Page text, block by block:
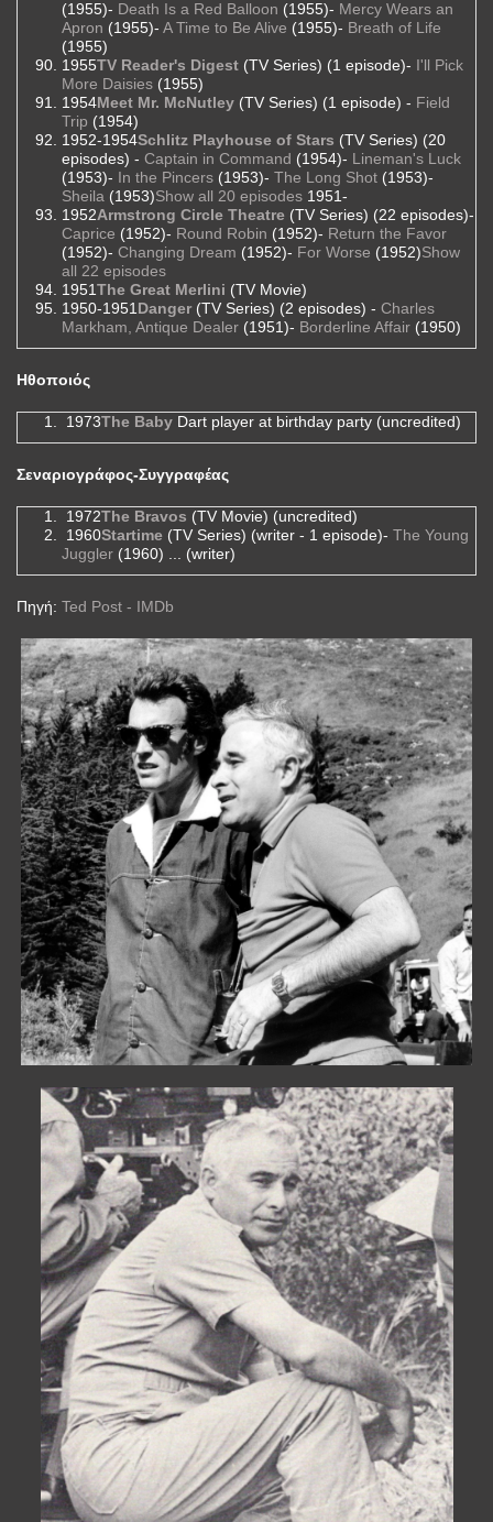
(1955)- Death Is a Red Balloon (1955)- Mercy Wears an
Apron (1955)- A Time to Be Alive (1955)- Breath of Life
(1955)
1955TV Reader's Digest (TV Series) (1 episode)- I'll Pick
More Daisies (1955)
1954Meet Mr. McNutley (TV Series) (1 episode) - Field
Trip (1954)
1952-1954Schlitz Playhouse of Stars (TV Series) (20
episodes) - Captain in Command (1954)- Lineman's Luck
(1953)- In the Pincers (1953)- The Long Shot (1953)-
Sheila (1953)Show all 20 episodes 1951-
1952Armstrong Circle Theatre (TV Series) (22 episodes)-
Caprice (1952)- Round Robin (1952)- Return the Favor
(1952)- Changing Dream (1952)- For Worse (1952)Show
all 22 episodes
1951The Great Merlini (TV Movie)
1950-1951 Danger (TV Series) (2 episodes) - Charles
Markham, Antique Dealer (1951)- Borderline Affair (1950)
Ηθοποιός
1973The Baby Dart player at birthday party (uncredited)
Σεναριογράφος-Συγγραφέας
1972The Bravos (TV Movie) (uncredited)
1960Startime (TV Series) (writer - 1 episode)- The Young
Juggler (1960) ... (writer)
Πηγή: Ted Post - IMDb